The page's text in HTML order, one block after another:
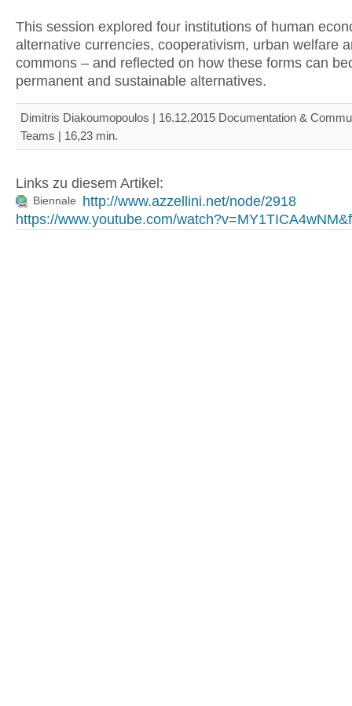
This session explored four institutions of human
alternative currencies, cooperativism, urban welfare
commons – and reflected on how these forms can
permanent and sustainable alternatives.
Dimitris Diakoumopoulos | 16.12.2015 Documentation &
Teams | 16,23 min.
Links zu diesem Artikel:
Biennale
http://www.azzellini.net/node/2918
https://www.youtube.com/